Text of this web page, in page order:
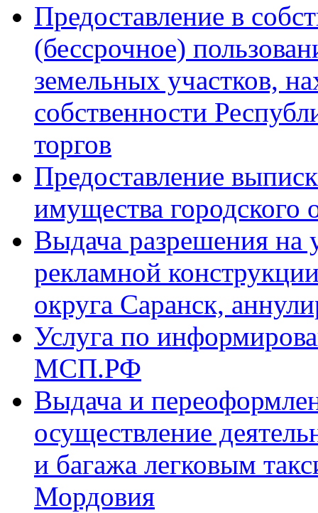
Предоставление в
(бессрочное)
земельных участков,
собственности
торгов
Предоставление
имущества городского
Выдача разрешения на
рекламной
округа Саранск,
Услуга по
МСП.РФ
Выдача и
осуществление
и багажа легковым
Мордовия